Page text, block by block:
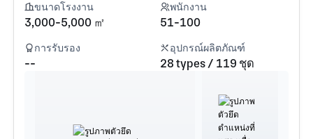
ขนาดโรงงาน
3,000-5,000 ㎡
พนักงาน
51-100
การรับรอง
--
อุปกรณ์ผลิตภัณฑ์
28 types / 119 ชุด